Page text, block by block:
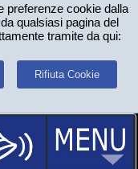
preferenze cookie dalla
qualsiasi pagina del
tramite da qui:
Rifiuta Cookie